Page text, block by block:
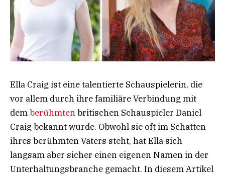
Ella Craig ist eine talentierte Schauspielerin, die
vor allem durch ihre familiäre Verbindung mit
demberühmtenbritischen Schauspieler Daniel
Craig bekannt wurde. Obwohl sie oft im Schatten
ihres berühmten Vaters steht, hat Ella sich
langsam aber sicher einen eigenen Namen in der
Unterhaltungsbranche gemacht. In diesem Artikel